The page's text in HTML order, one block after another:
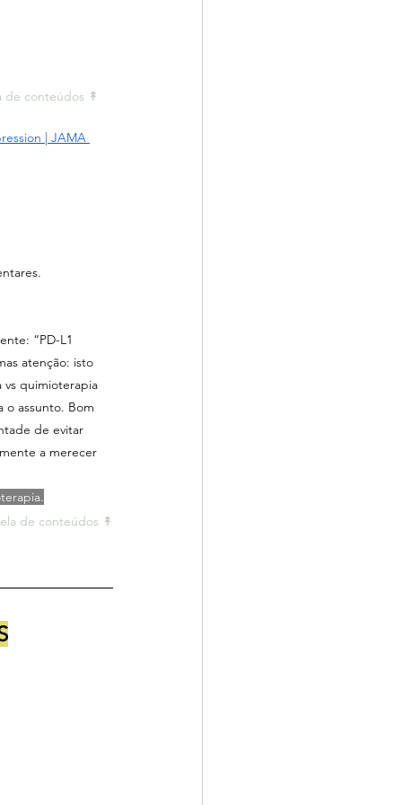
de conteúdos ↟
| JAMA
“PD-L1
atenção: isto
quimioterapia
o assunto. Bom
de evitar
a merecer
de conteúdos ↟